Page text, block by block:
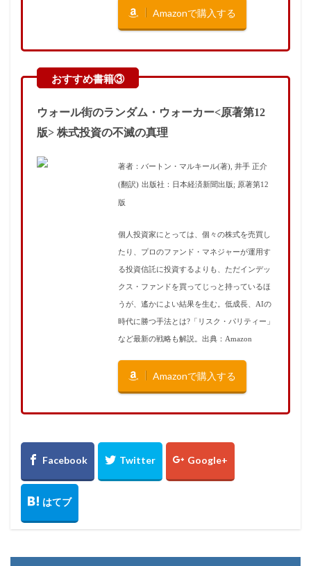
Amazonで購入する
ウォール街のランダム・ウォーカー<原著第12
版> 株式投資の不滅の真理
著者：バートン・マルキール(著), 井手 正介
(翻訳) 出版社：日本経済新聞出版; 原著第12
版
個人投資家にとっては、個々の株式を売買し
たり、プロのファンド・マネジャーが運用す
る投資信託に投資するよりも、ただインデッ
クス・ファンドを買ってじっと持っているほ
うが、遙かによい結果を生む。低成長、AIの
時代に勝つ手法とは?「リスク・パリティー」
など最新の戦略も解説。出典：Amazon
Amazonで購入する